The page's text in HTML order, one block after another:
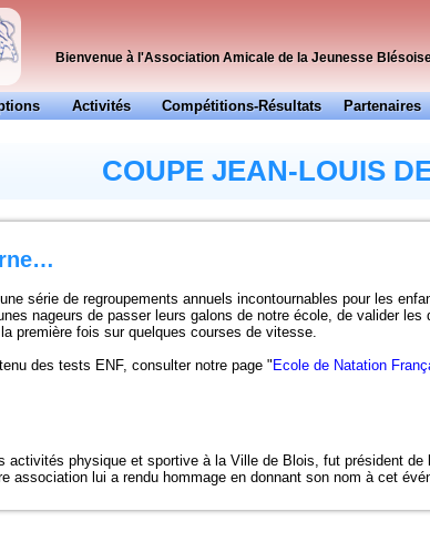
Bienvenue à l'Association Amicale de la Jeunesse
Activités
Compétitions-Résultats
Presse
Partenaires
COUPE JEAN-LOUIS
série de regroupements annuels incontournables pour les
nageurs de passer leurs galons de notre école, de valider
première fois sur quelques courses de vitesse.
des tests ENF, consulter notre page " Ecole de Natation
activités physique et sportive à la Ville de Blois, fut président
association lui a rendu hommage en donnant son nom à cet